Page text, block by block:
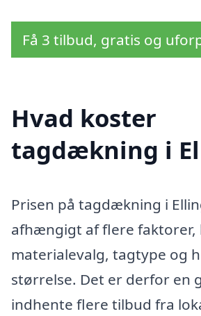
Få 3 tilbud, gratis og
Hvad koster
tagdækning i
Prisen på tagdækning i
afhængigt af flere faktorer,
materialevalg, tagtype og
størrelse. Det er derfor en
indhente flere tilbud fra